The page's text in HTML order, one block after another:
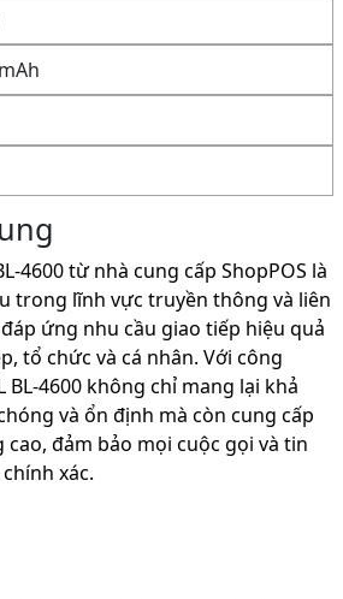
4600 từ nhà cung cấp ShopPOS là
trong lĩnh vực truyền thông và liên
ứng nhu cầu giao tiếp hiệu quả
tổ chức và cá nhân. Với công
BL-4600 không chỉ mang lại khả
và ổn định mà còn cung cấp
đảm bảo mọi cuộc gọi và tin
xác.